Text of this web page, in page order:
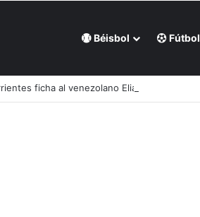
Béisbol Fútbol
ficha al venezolano Elián Centeno